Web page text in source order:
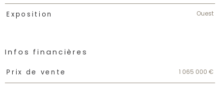
Exposition Ouest
Infos financières
Caractéristiques Valeurs
Prix de vente 1 065 000 €